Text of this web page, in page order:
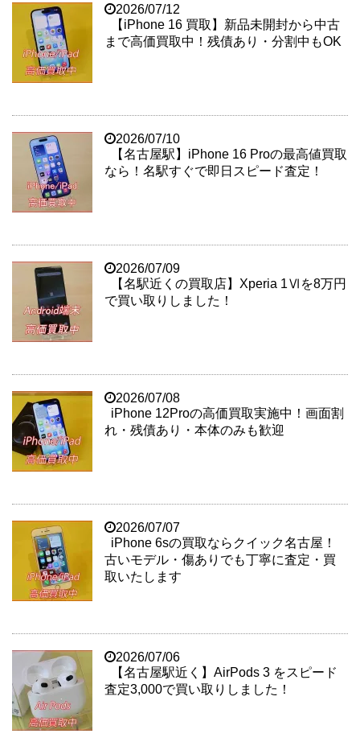
2026/07/12
【iPhone 16 買取】新品未開封から中古
まで高価買取中！残債あり・分割中もOK
2026/07/10
【名古屋駅】iPhone 16 Proの最高値買取
なら！名駅すぐで即日スピード査定！
2026/07/09
【名駅近くの買取店】Xperia 1Ⅵを8万円
で買い取りしました！
2026/07/08
iPhone 12Proの高価買取実施中！画面割
れ・残債あり・本体のみも歓迎
2026/07/07
iPhone 6sの買取ならクイック名古屋！
古いモデル・傷ありでも丁寧に査定・買
取いたします
2026/07/06
【名古屋駅近く】AirPods 3 をスピード
査定3,000で買い取りしました！